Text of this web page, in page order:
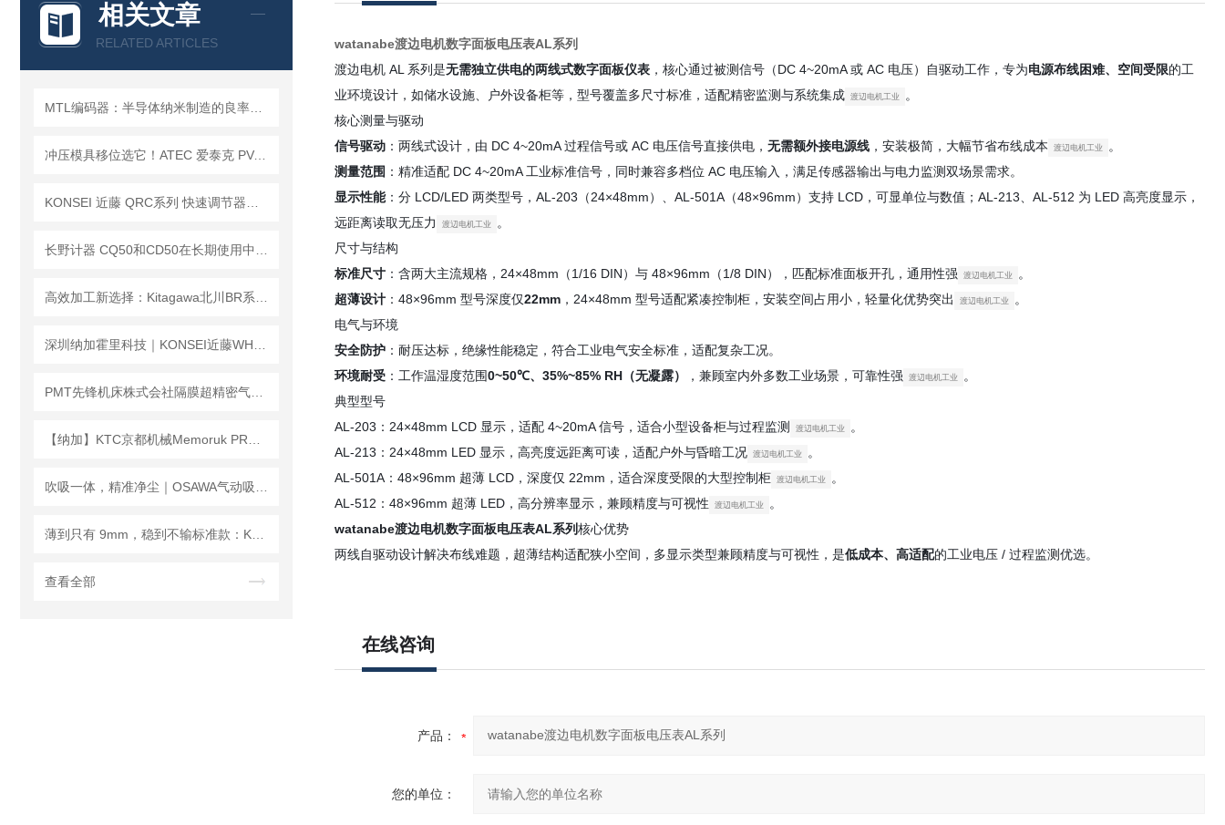
相关文章
RELATED ARTICLES
冲压模具移位选它！ATEC 爱泰克 PV-CAM 系列凸轮销孔万向球
查看全部
watanabe渡边电机数字面板电压表AL系列
渡边电机 AL 系列是无需独立供电的两线式数字面板仪表，核心通过被测信号（DC 4~20mA 或 AC 电压）自驱动工作，专为电源布线困难、空间受限的工
业环境设计，如储水设施、户外设备柜等，型号覆盖多尺寸标准，适配精密监测与系统集成
渡辺电机工业
。
核心测量与驱动
信号驱动：两线式设计，由 DC 4~20mA 过程信号或 AC 电压信号直接供电， 无需额外接电源线，安装极简，大幅节省布线成本 渡辺电机工业
。
测量范围 ：精准适配 DC 4~20mA 工业标准信号，同时兼容多档位 AC 电压输入，满足传感器输出与电力监测双场景需求。
显示性能：分 LCD/LED 两类型号，AL-203（24×48mm）、AL-501A（48×96mm）支持 LCD，可显单位与数值；AL-213、AL-512 为 LED 高亮度显示，
远距离读取无压力
渡辺电机工业
。
尺寸与结构
标准尺寸：含两大主流规格，24×48mm（1/16 DIN）与 48×96mm（1/8 DIN），匹配标准面板开孔，通用性强 渡辺电机工业
。
超薄设计：48×96mm 型号深度仅22mm，24×48mm 型号适配紧凑控制柜，安装空间占用小，轻量化优势突出 渡辺电机工业
。
电气与环境
安全防护：耐压达标，绝缘性能稳定，符合工业电气安全标准，适配复杂工况。
环境耐受：工作温湿度范围0~50℃、35%~85% RH（无凝露） ，兼顾室内外多数工业场景，可靠性强 渡辺电机工业
。
典型型号
AL-203：24×48mm LCD 显示，适配 4~20mA 信号，适合小型设备柜与过程监测
渡辺电机工业
。
AL-213：24×48mm LED 显示，高亮度远距离可读，适配户外与昏暗工况
渡辺电机工业
。
AL-501A：48×96mm 超薄 LCD，深度仅 22mm，适合深度受限的大型控制柜
渡辺电机工业
。
AL-512：48×96mm 超薄 LED，高分辨率显示，兼顾精度与可视性
渡辺电机工业
。
watanabe渡边电机数字面板电压表AL系列核心优势
两线自驱动设计解决布线难题，超薄结构适配狭小空间，多显示类型兼顾精度与可视性，是低成本、高适配的工业电压 / 过程监测优选。
在线咨询
产品：
您的单位：